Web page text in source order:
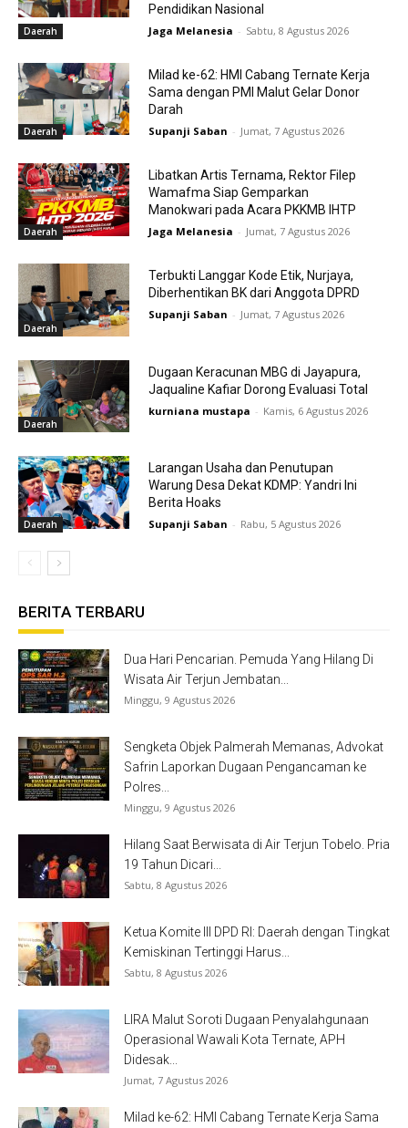
Daerah
Pendidikan Nasional
Jaga Melanesia - Sabtu, 8 Agustus 2026
Daerah
Milad ke-62: HMI Cabang Ternate Kerja
Sama dengan PMI Malut Gelar Donor
Darah
Supanji Saban - Jumat, 7 Agustus 2026
Daerah
Libatkan Artis Ternama, Rektor Filep
Wamafma Siap Gemparkan
Manokwari pada Acara PKKMB IHTP
Jaga Melanesia - Jumat, 7 Agustus 2026
Daerah
Terbukti Langgar Kode Etik, Nurjaya,
Diberhentikan BK dari Anggota DPRD
Supanji Saban - Jumat, 7 Agustus 2026
Daerah
Dugaan Keracunan MBG di Jayapura,
Jaqualine Kafiar Dorong Evaluasi Total
kurniana mustapa - Kamis, 6 Agustus 2026
Daerah
Larangan Usaha dan Penutupan
Warung Desa Dekat KDMP: Yandri Ini
Berita Hoaks
Supanji Saban - Rabu, 5 Agustus 2026
BERITA TERBARU
Dua Hari Pencarian. Pemuda Yang Hilang Di
Wisata Air Terjun Jembatan...
Minggu, 9 Agustus 2026
Sengketa Objek Palmerah Memanas, Advokat
Safrin Laporkan Dugaan Pengancaman ke
Polres...
Minggu, 9 Agustus 2026
Hilang Saat Berwisata di Air Terjun Tobelo. Pria
19 Tahun Dicari...
Sabtu, 8 Agustus 2026
Ketua Komite III DPD RI: Daerah dengan Tingkat
Kemiskinan Tertinggi Harus...
Sabtu, 8 Agustus 2026
LIRA Malut Soroti Dugaan Penyalahgunaan
Operasional Wawali Kota Ternate, APH
Didesak...
Jumat, 7 Agustus 2026
Milad ke-62: HMI Cabang Ternate Kerja Sama